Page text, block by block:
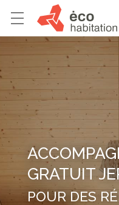
GRATUIT
POUR DES